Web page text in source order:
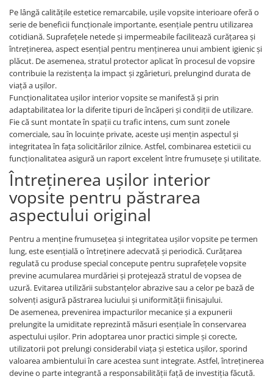
Pe lângă calitățile estetice remarcabile, ușile vopsite interioare oferă o
serie de beneficii funcționale importante, esențiale pentru utilizarea
cotidiană. Suprafețele netede și impermeabile facilitează curățarea și
întreținerea, aspect esențial pentru menținerea unui ambient igienic și
plăcut. De asemenea, stratul protector aplicat în procesul de vopsire
contribuie la rezistența la impact și zgârieturi, prelungind durata de
viață a ușilor.
Funcționalitatea ușilor interior vopsite se manifestă și prin
adaptabilitatea lor la diferite tipuri de încăperi și condiții de utilizare.
Fie că sunt montate în spații cu trafic intens, cum sunt zonele
comerciale, sau în locuințe private, aceste uși mențin aspectul și
integritatea în fața solicitărilor zilnice. Astfel, combinarea esteticii cu
funcționalitatea asigură un raport excelent între frumusețe și utilitate.
Întreținerea ușilor interior
vopsite pentru păstrarea
aspectului original
Pentru a menține frumusețea și integritatea ușilor vopsite pe termen
lung, este esențială o întreținere adecvată și periodică. Curățarea
regulată cu produse special concepute pentru suprafețele vopsite
previne acumularea murdăriei și protejează stratul de vopsea de
uzură. Evitarea utilizării substanțelor abrazive sau a celor pe bază de
solvenți asigură păstrarea luciului și uniformității finisajului.
De asemenea, prevenirea impacturilor mecanice și a expunerii
prelungite la umiditate reprezintă măsuri esențiale în conservarea
aspectului ușilor. Prin adoptarea unor practici simple și corecte,
utilizatorii pot prelungi considerabil viața și estetica ușilor, sporind
valoarea ambientului în care acestea sunt integrate. Astfel, întreținerea
devine o parte integrantă a responsabilității față de investiția făcută.